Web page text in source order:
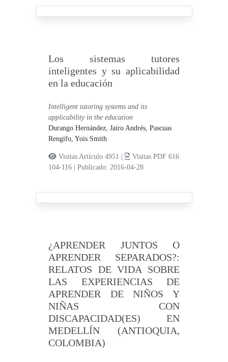
Los sistemas tutores
inteligentes y su aplicabilidad
en la educación
Intelligent tutoring systems and its
applicability in the education
Durango Hernández, Jairo Andrés,Pascuas
Rengifo, Yois Smith
Visitas Artículo 4951 |
Visitas PDF 616
104-116
|Publicado: 2016-04-28
¿APRENDER JUNTOS O
APRENDER SEPARADOS?:
RELATOS DE VIDA SOBRE
LAS EXPERIENCIAS DE
APRENDER DE NIÑOS Y
NIÑAS CON
DISCAPACIDAD(ES) EN
MEDELLÍN (ANTIOQUIA,
COLOMBIA)